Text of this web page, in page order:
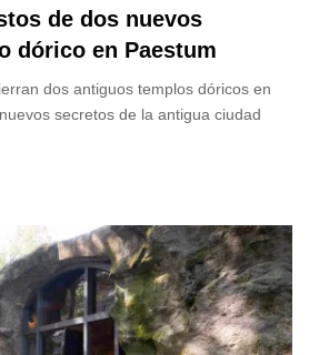
de dos nuevos
dórico en Paestum
dos antiguos templos dóricos en
secretos de la antigua ciudad